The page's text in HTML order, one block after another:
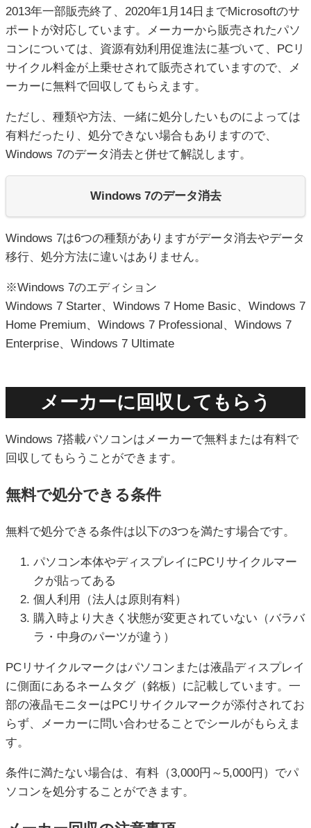
2013年一部販売終了、2020年1月14日までMicrosoftのサ
ポートが対応しています。メーカーから販売されたパソ
コンについては、資源有効利用促進法に基づいて、PCリ
サイクル料金が上乗せされて販売されていますので、メ
ーカーに無料で回収してもらえます。
ただし、種類や方法、一緒に処分したいものによっては
有料だったり、処分できない場合もありますので、
Windows 7のデータ消去と併せて解説します。
Windows 7のデータ消去
Windows 7は6つの種類がありますがデータ消去やデータ
移行、処分方法に違いはありません。
※Windows 7のエディション
Windows 7 Starter、Windows 7 Home Basic、Windows 7
Home Premium、Windows 7 Professional、Windows 7
Enterprise、Windows 7 Ultimate
メーカーに回収してもらう
Windows 7搭載パソコンはメーカーで無料または有料で
回収してもらうことができます。
無料で処分できる条件
無料で処分できる条件は以下の3つを満たす場合です。
パソコン本体やディスプレイにPCリサイクルマー
クが貼ってある
個人利用（法人は原則有料）
購入時より大きく状態が変更されていない（バラバ
ラ・中身のパーツが違う）
PCリサイクルマークはパソコンまたは液晶ディスプレイ
に側面にあるネームタグ（銘板）に記載しています。一
部の液晶モニターはPCリサイクルマークが添付されてお
らず、メーカーに問い合わせることでシールがもらえま
す。
条件に満たない場合は、有料（3,000円～5,000円）でパ
ソコンを処分することができます。